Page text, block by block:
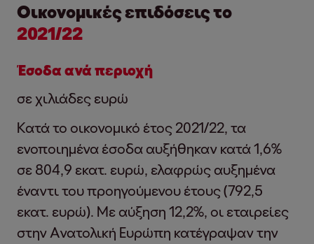
Οικονομικές επιδόσεις το
2021/22
Έσοδα ανά περιοχή
σε χιλιάδες ευρώ
Κατά το οικονομικό έτος 2021/22, τα
ενοποιημένα έσοδα αυξήθηκαν κατά 1,6%
σε 804,9 εκατ. ευρώ, ελαφρώς αυξημένα
έναντι του προηγούμενου έτους (792,5
εκατ. ευρώ). Με αύξηση 12,2%, οι εταιρείες
στην Ανατολική Ευρώπη κατέγραψαν την